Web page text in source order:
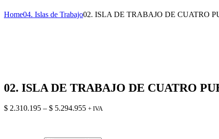
Home04. Islas de Trabajo02. ISLA DE TRABAJO DE CUATRO
02. ISLA DE TRABAJO DE CUATRO
$ 2.310.195 – $ 5.294.955 + IVA